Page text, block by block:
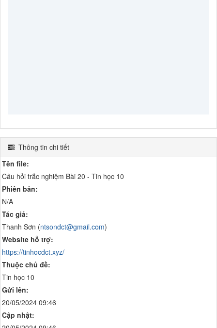
Thông tin chi tiết
Tên file:
Câu hỏi trắc nghiệm Bài 20 - Tin học 10
Phiên bản:
N/A
Tác giả:
Thanh Sơn (ntsondct@gmail.com)
Website hỗ trợ:
https://tinhocdct.xyz/
Thuộc chủ đề:
Tin học 10
Gửi lên:
20/05/2024 09:46
Cập nhật: